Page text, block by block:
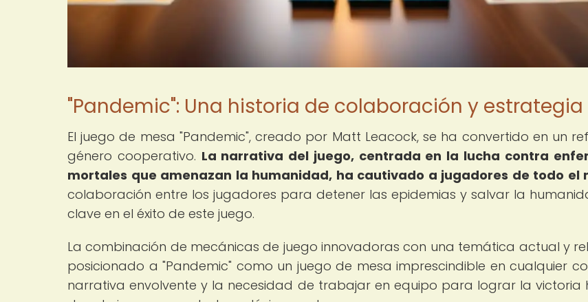
"Pandemic": Una historia de colaboración y estrategia
El juego de mesa "Pandemic", creado por Matt Leacock, se ha convertido en un
género cooperativo. La narrativa del juego, centrada en la lucha contra
mortales que amenazan la humanidad, ha cautivado a jugadores de todo el
colaboración entre los jugadores para detener las epidemias y salvar la
clave en el éxito de este juego.
La combinación de mecánicas de juego innovadoras con una temática actual y
posicionado a "Pandemic" como un juego de mesa imprescindible en cualquier
narrativa envolvente y la necesidad de trabajar en equipo para lograr la victoria